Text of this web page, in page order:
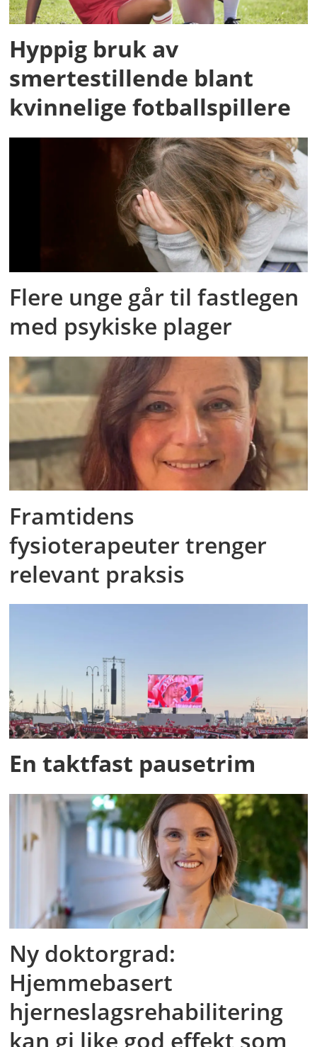
Hyppig bruk av
smertestillende blant
kvinnelige fotballspillere
Flere unge går til fastlegen
med psykiske plager
Framtidens
fysioterapeuter trenger
relevant praksis
En taktfast pausetrim
Ny doktorgrad:
Hjemmebasert
hjerneslagsrehabilitering
kan gi like god effekt som